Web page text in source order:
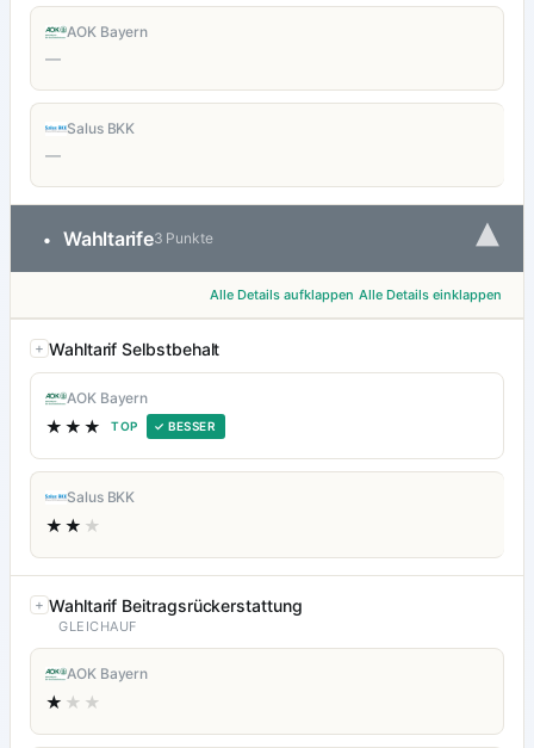
AOK Bayern
—
Salus BKK
—
• Wahltarife3 Punkte ▾
Alle Details aufklappen Alle Details einklappen
Wahltarif Selbstbehalt
AOK Bayern
★★★ TOP ✓ BESSER
Salus BKK
★★ ★
Wahltarif Beitragsrückerstattung
GLEICHAUF
AOK Bayern
★ ★★